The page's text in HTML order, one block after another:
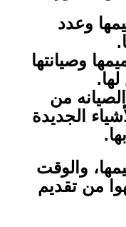
وعدد
وصيانتها
من
الجديدة
والوقت
من تقديم